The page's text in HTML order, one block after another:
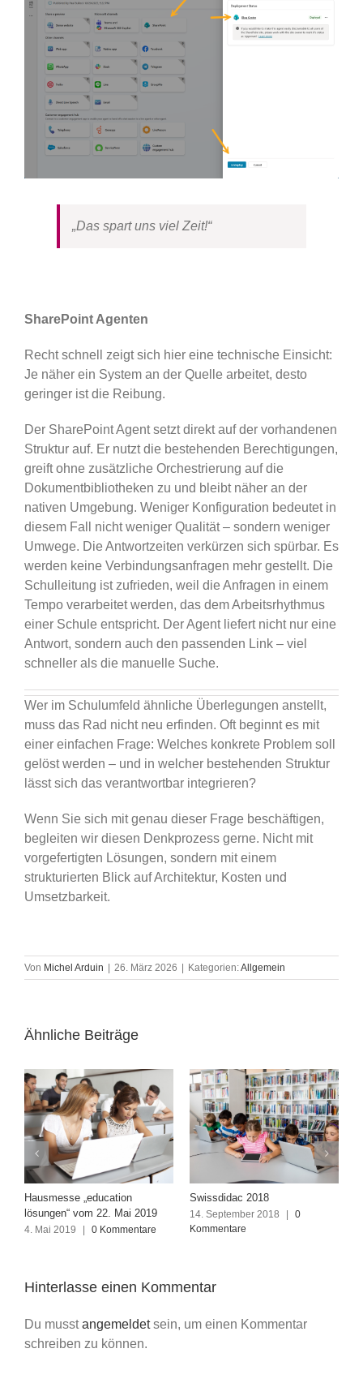
„Das spart uns viel Zeit!“
SharePoint Agenten
Recht schnell zeigt sich hier eine technische Einsicht:
Je näher ein System an der Quelle arbeitet, desto
geringer ist die Reibung.
Der SharePoint Agent setzt direkt auf der vorhandenen
Struktur auf. Er nutzt die bestehenden Berechtigungen,
greift ohne zusätzliche Orchestrierung auf die
Dokumentbibliotheken zu und bleibt näher an der
nativen Umgebung. Weniger Konfiguration bedeutet in
diesem Fall nicht weniger Qualität – sondern weniger
Umwege. Die Antwortzeiten verkürzen sich spürbar. Es
werden keine Verbindungsanfragen mehr gestellt. Die
Schulleitung ist zufrieden, weil die Anfragen in einem
Tempo verarbeitet werden, das dem Arbeitsrhythmus
einer Schule entspricht. Der Agent liefert nicht nur eine
Antwort, sondern auch den passenden Link – viel
schneller als die manuelle Suche.
Wer im Schulumfeld ähnliche Überlegungen anstellt,
muss das Rad nicht neu erfinden. Oft beginnt es mit
einer einfachen Frage: Welches konkrete Problem soll
gelöst werden – und in welcher bestehenden Struktur
lässt sich das verantwortbar integrieren?
Wenn Sie sich mit genau dieser Frage beschäftigen,
begleiten wir diesen Denkprozess gerne. Nicht mit
vorgefertigten Lösungen, sondern mit einem
strukturierten Blick auf Architektur, Kosten und
Umsetzbarkeit.
Von Michel Arduin | 26. März 2026 | Kategorien:Allgemein
Ähnliche Beiträge
Neue Case Study zu
EDUBERN
2. Juli 2018 | 0 Kommentare
Office 365 Notfallpaket für
Schulen (Coronavirus)
14. März 2020
Hinterlasse einen Kommentar
Du musstangemeldetsein, um einen Kommentar
schreiben zu können.